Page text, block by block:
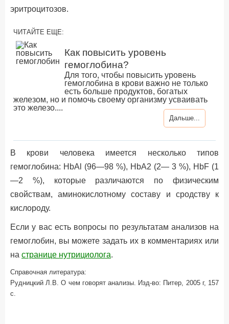
эритроцитозов.
ЧИТАЙТЕ ЕЩЕ:
Как повысить уровень
гемоглобина?
Для того, чтобы повысить уровень
гемоглобина в крови важно не только
есть больше продуктов, богатых
железом, но и помочь своему организму усваивать
это железо....
Дальше...
В крови человека имеется несколько типов
гемоглобина: HbAl (96—98 %), НbА2 (2— 3 %), HbF (1
—2 %), которые различаются по физическим
свойствам, аминокислотному составу и сродству к
кислороду.
Если у вас есть вопросы по результатам анализов на
гемоглобин, вы можете задать их в комментариях или
на странице нутрициолога.
Справочная литература:
Рудницкий Л.В. О чем говорят анализы. Изд-во: Питер, 2005 г, 157
с.